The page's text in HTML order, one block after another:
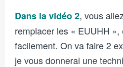
Dans la vidéo 2, vous
remplacer les « EUUHH
facilement. On va faire 2
je vous donnerai une